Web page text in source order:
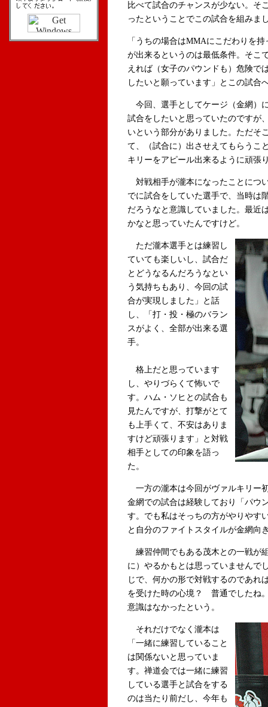
比べて試合のチャンスが少ない。そ
ったということでこの試合を組みま
「うちの場合はMMAにこだわりを
が出来るというのは最低条件。そこ
えれば（女子のパウンドも）危険で
したいと願っています」とこの試合
今回、選手としてケージ（金網）
試合をしたいと思っていたのですが
いという部分がありました。ただそ
て、（試合に）出させえてもらうこ
キリーをアピール出来るように頑張
対戦相手が瀧本になったことにつ
でに試合をしていた選手で、当時は
だろうなと意識していました。最近
かなと思っていたんですけど。
ただ瀧本選手とは練習し
ていても楽しいし、試合だ
とどうなるんだろうなとい
う気持ちもあり、今回の試
合が実現しました」と話
し、「打・投・極のバラン
スがよく、全部が出来る選
手。
格上だと思っています
し、やりづらくて怖いで
す。ハム・ソヒとの試合も
見たんですが、打撃がとて
も上手くて、不安はありま
すけど頑張ります」と対戦
相手としての印象を語っ
た。
一方の瀧本は今回がヴァルキリー
金網での試合は経験しており「パウ
す。でも私はそっちの方がやりやす
と自分のファイトスタイルが金網向
練習仲間でもある茂木との一戦が
に）やるかもとは思っていませんで
じで、何かの形で対戦するのであれ
を受けた時の心境？ 普通でしたね
意識はなかったという。
それだけでなく瀧本は
「一緒に練習していること
は関係ないと思っていま
す。禅道会では一緒に練習
している選手と試合をする
のは当たり前だし、今年も